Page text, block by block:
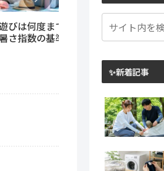
びは何度まで？子
さ指数の基準と快
臭くなる冷感タ
明！その原因
✨新着記事